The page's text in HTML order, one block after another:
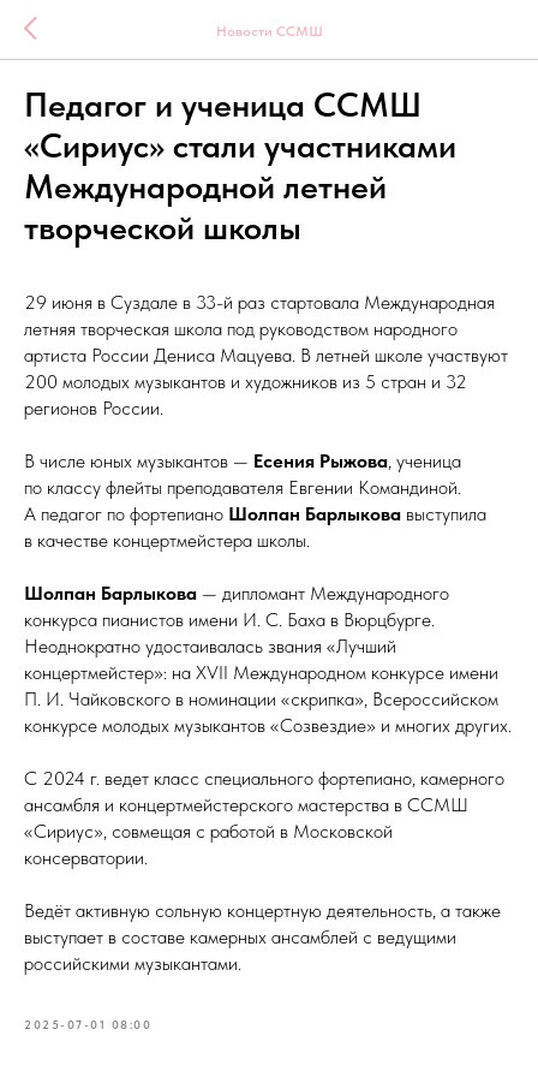
Новости ССМШ
Педагог и ученица ССМШ
«Сириус» стали участниками
Международной летней
творческой школы
29 июня в Суздале в 33-й раз стартовала Международная
летняя творческая школа под руководством народного
артиста России Дениса Мацуева. В летней школе участвуют
200 молодых музыкантов и художников из 5 стран и 32
регионов России.
В числе юных музыкантов — Есения Рыжова, ученица
по классу флейты преподавателя Евгении Командиной.
А педагог по фортепиано Шолпан Барлыкова выступила
в качестве концертмейстера школы.
Шолпан Барлыкова — дипломант Международного
конкурса пианистов имени И. С. Баха в Вюрцбурге.
Неоднократно удостаивалась звания «Лучший
концертмейстер»: на XVII Международном конкурсе имени
П. И. Чайковского в номинации «скрипка», Всероссийском
конкурсе молодых музыкантов «Созвездие» и многих других.
С 2024 г. ведет класс специального фортепиано, камерного
ансамбля и концертмейстерского мастерства в ССМШ
«Сириус», совмещая с работой в Московской
консерватории.
Ведёт активную сольную концертную деятельность, а также
выступает в составе камерных ансамблей с ведущими
российскими музыкантами.
2025-07-01 08:00